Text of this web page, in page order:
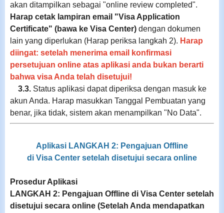
akan ditampilkan sebagai "online review completed".
Harap cetak lampiran email "Visa Application
Certificate" (bawa ke Visa Center) dengan dokumen
lain yang diperlukan (Harap periksa langkah 2). Harap
diingat: setelah menerima email konfirmasi
persetujuan online atas aplikasi anda bukan berarti
bahwa visa Anda telah disetujui!
3.3. Status aplikasi dapat diperiksa dengan masuk ke
akun Anda. Harap masukkan Tanggal Pembuatan yang
benar, jika tidak, sistem akan menampilkan "No Data".
Aplikasi LANGKAH 2: Pengajuan Offline
di Visa Center setelah disetujui secara online
Prosedur Aplikasi
LANGKAH 2: Pengajuan Offline di Visa Center setelah
disetujui secara online (Setelah Anda mendapatkan